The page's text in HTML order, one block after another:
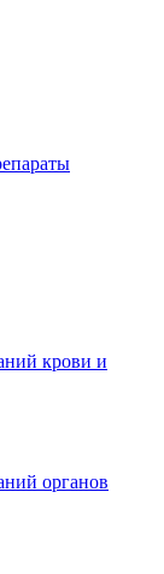
крови и
органов